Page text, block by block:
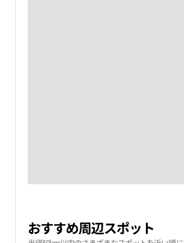
おすすめ周辺スポット